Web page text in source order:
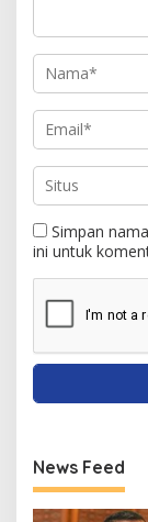
Simpan
ini untuk
News Feed